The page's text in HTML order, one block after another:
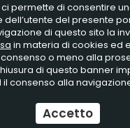
Editore - P.iva
Ecommerceby Daisuke
ci permette di consentire
del presente
di questo sito la
in materia di cookies ed
o meno alla
di questo banner
il consenso alla
Accetto